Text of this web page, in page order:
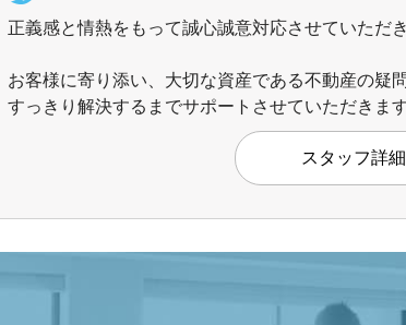
正義感と情熱をもって誠心誠意対応させていただ
お客様に寄り添い、大切な資産である不動産の疑
すっきり解決するまでサポートさせていただきま
スタッフ詳